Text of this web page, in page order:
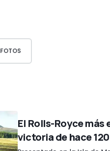
FOTOS
El Rolls-Royce
victoria de hace